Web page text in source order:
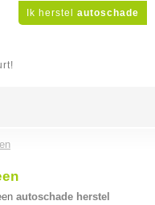
Ik herstel autoschade
autoschade herstel